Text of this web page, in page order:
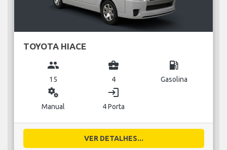
TOYOTA HIACE
group
15
business_center
4
local_gas_station
Gasolina
miscellaneous_services
Manual
login
4 Porta
VER DETALHES...